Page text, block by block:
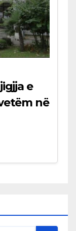
e
në